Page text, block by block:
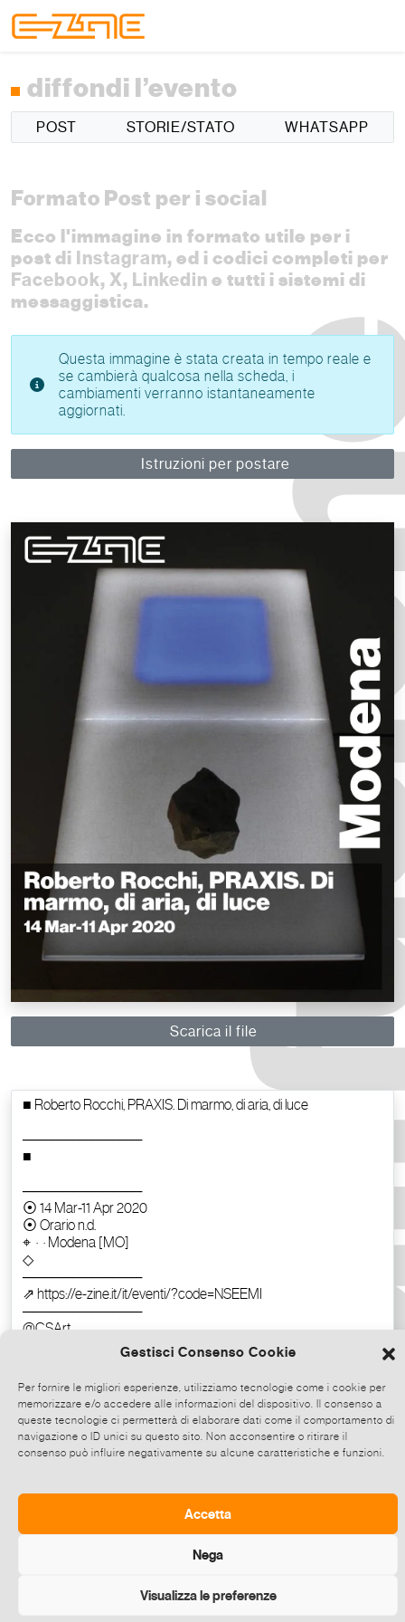
Gestisci Consenso Cookie
Per fornire le migliori esperienze, utilizziamo tecnologie come i cookie per
memorizzare e/o accedere alle informazioni del dispositivo. Il consenso a
queste tecnologie ci permetterà di elaborare dati come il comportamento di
navigazione o ID unici su questo sito. Non acconsentire o ritirare il
consenso può influire negativamente su alcune caratteristiche e funzioni.
Accetta
Nega
Visualizza le preferenze
diffondi l’evento
POST STORIE/STATO WHATSAPP
Formato Post per i social
Ecco l'immagine in formato utile per i
post di Instagram, ed i codici completi per
Facebook, X, Linkedin e tutti i sistemi di
messaggistica.
Questa immagine è stata creata in tempo reale e
se cambierà qualcosa nella scheda, i
cambiamenti verranno istantaneamente
aggiornati.
Istruzioni per postare
Scarica il file